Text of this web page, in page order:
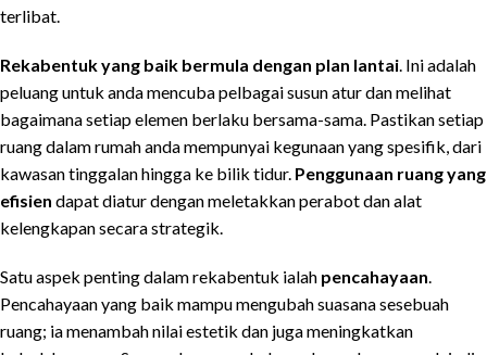
terlibat.
Rekabentuk yang baik bermula dengan plan lantai . Ini adalah
peluang untuk anda mencuba pelbagai susun atur dan melihat
bagaimana setiap elemen berlaku bersama-sama. Pastikan setiap
ruang dalam rumah anda mempunyai kegunaan yang spesifik, dari
kawasan tinggalan hingga ke bilik tidur. Penggunaan ruang yang
efisien dapat diatur dengan meletakkan perabot dan alat
kelengkapan secara strategik.
Satu aspek penting dalam rekabentuk ialah pencahayaan
Pencahayaan yang baik mampu mengubah suasana sesebuah
ruang; ia menambah nilai estetik dan juga meningkatkan